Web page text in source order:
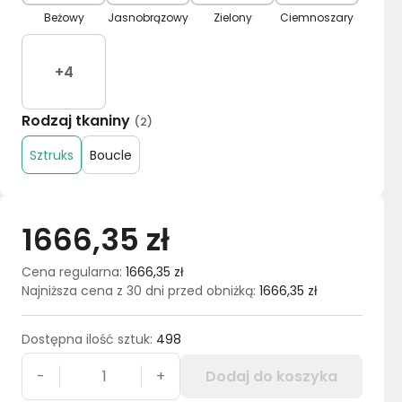
1666,35 zł
Cena regularna: 1666,35 zł
Najniższa cena z 30 dni przed obniżką: 1666,35 zł
Dostępna ilość sztuk: 498
- + Dodaj do koszyka
Beżowy Jasnobrązowy Zielony Ciemnoszary
+4
Rodzaj tkaniny (2)
Sztruks Boucle